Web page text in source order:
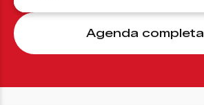
Agenda completa